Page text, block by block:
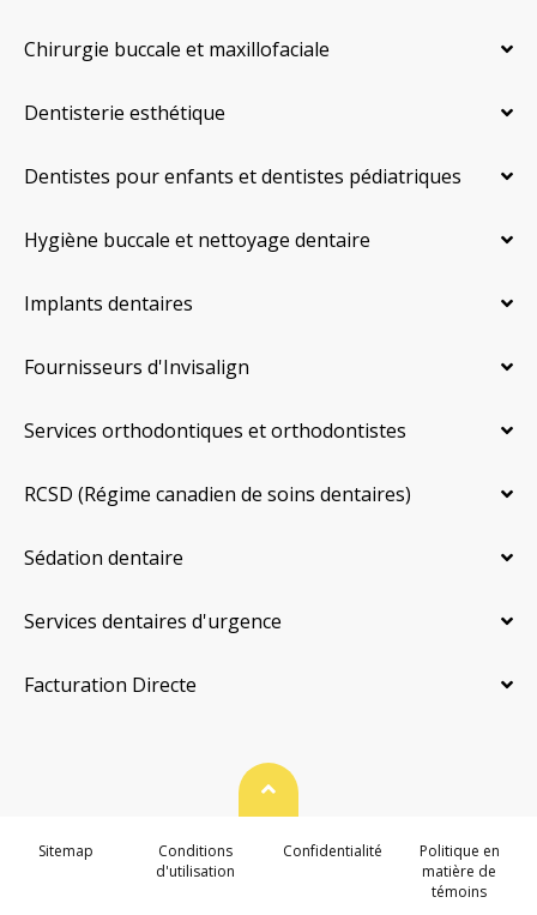
Chirurgie buccale et maxillofaciale
Dentisterie esthétique
Dentistes pour enfants et dentistes pédiatriques
Hygiène buccale et nettoyage dentaire
Implants dentaires
Fournisseurs d'Invisalign
Services orthodontiques et orthodontistes
RCSD (Régime canadien de soins dentaires)
Sédation dentaire
Services dentaires d'urgence
Facturation Directe
Haut de page
Sitemap
Conditions
d'utilisation
Confidentialité
Politique en
matière de
témoins